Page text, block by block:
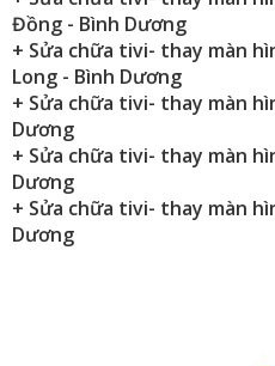
Đồng - Bình Dương
+ Sửa chữa tivi- thay màn
Long - Bình Dương
+ Sửa chữa tivi- thay màn
Dương
+ Sửa chữa tivi- thay màn
Dương
+ Sửa chữa tivi- thay màn
Dương